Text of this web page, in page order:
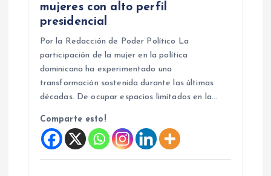
mujeres con alto perfil
presidencial
Por la Redacción de Poder Político La
participación de la mujer en la política
dominicana ha experimentado una
transformación sostenida durante las últimas
décadas. De ocupar espacios limitados en la…
Comparte esto!